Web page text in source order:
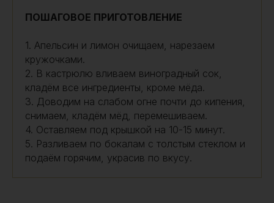
ПОШАГОВОЕ ПРИГОТОВЛЕНИЕ
1. Апельсин и лимон очищаем, нарезаем
кружочками.
2. В кастрюлю вливаем виноградный сок,
кладём все ингредиенты, кроме мёда.
3. Доводим на слабом огне почти до кипения,
снимаем, кладём мёд, перемешиваем.
4. Оставляем под крышкой на 10-15 минут.
5. Разливаем по бокалам с толстым стеклом и
подаём горячим, украсив по вкусу.